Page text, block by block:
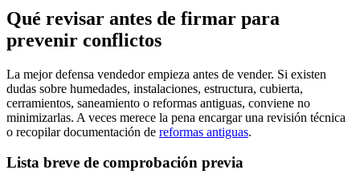
Qué revisar antes de firmar para
prevenir conflictos
La mejor defensa vendedor empieza antes de vender. Si existen
dudas sobre humedades, instalaciones, estructura, cubierta,
cerramientos, saneamiento o reformas antiguas, conviene no
minimizarlas. A veces merece la pena encargar una revisión técnica
o recopilar documentación de reformas antiguas.
Lista breve de comprobación previa